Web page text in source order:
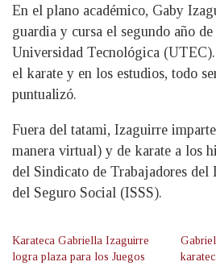
En el plano académico, Gaby
guardia y cursa el segundo año
Universidad Tecnológica
el karate y en los estudios, todo
puntualizó.
Fuera del tatami, Izaguirre
manera virtual) y de karate a los
del Sindicato de Trabajadores del
del Seguro Social (ISSS).
Karateca Gabriella Izaguirre
logra plaza para los Juegos